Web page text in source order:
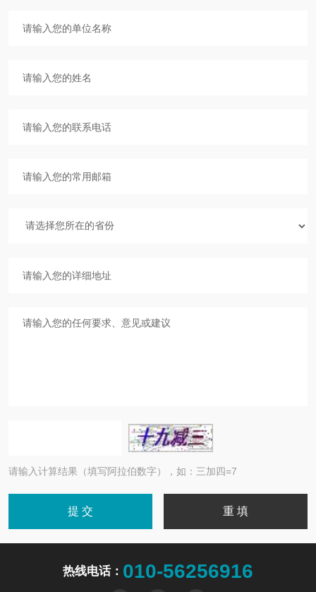
请输入计算结果（填写阿拉伯数字），如：三加四=7
热线电话： 010-56256916